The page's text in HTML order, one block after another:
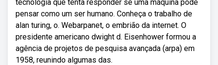
tecnologia que tenta responder se uma máquina pode
pensar como um ser humano. Conheça o trabalho de
alan turing, o. Webarpanet, o embrião da internet. O
presidente americano dwight d. Eisenhower formou a
agência de projetos de pesquisa avançada (arpa) em
1958, reunindo algumas das.